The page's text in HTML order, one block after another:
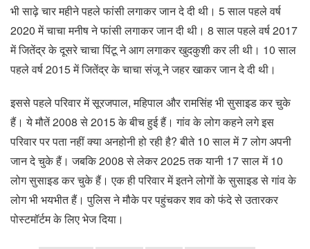
भी साढ़े चार महीने पहले फांसी लगाकर जान दे दी थी। 5 साल पहले वर्ष
2020 में चाचा मनीष ने फांसी लगाकर जान दी थी। 8 साल पहले वर्ष 2017
में जितेंद्र के दूसरे चाचा पिंटू ने आग लगाकर खुदकुशी कर ली थी। 10 साल
पहले वर्ष 2015 में जितेंद्र के चाचा संजू ने जहर खाकर जान दे दी थी।
इससे पहले परिवार में सूरजपाल, महिपाल और रामसिंह भी सुसाइड कर चुके
हैं। ये मौतें 2008 से 2015 के बीच हुई हैं। गांव के लोग कहने लगे इस
परिवार पर पता नहीं क्या अनहोनी हो रही है? बीते 10 साल में 7 लोग अपनी
जान दे चुके हैं। जबकि 2008 से लेकर 2025 तक यानी 17 साल में 10
लोग सुसाइड कर चुके हैं। एक ही परिवार में इतने लोगों के सुसाइड से गांव के
लोग भी भयभीत हैं। पुलिस ने मौके पर पहुंचकर शव को फंदे से उतारकर
पोस्टमॉर्टम के लिए भेज दिया।